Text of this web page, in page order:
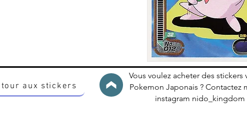
aux stickers
Vous voulez acheter des stickers
Pokemon Japonais ? Contactez
instagram nido_kingdom